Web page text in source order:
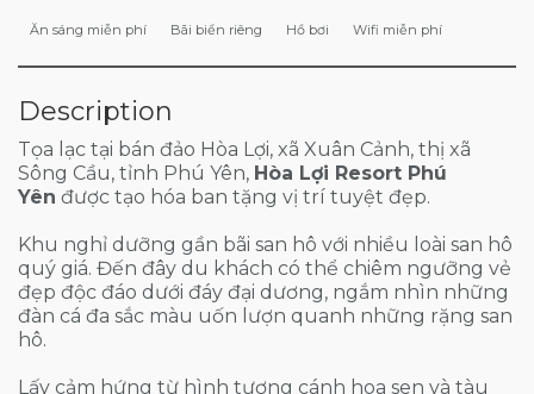
Ăn sáng miễn phí Bãi biển riêng Hồ bơi Wifi miễn phí
Description
Tọa lạc tại bán đảo Hòa Lợi, xã Xuân Cảnh, thị xã
Sông Cầu, tỉnh Phú Yên, Hòa Lợi Resort Phú
Yên được tạo hóa ban tặng vị trí tuyệt đẹp.
Khu nghỉ dưỡng gần bãi san hô với nhiều loài san hô
quý giá. Đến đây du khách có thể chiêm ngưỡng vẻ
đẹp độc đáo dưới đáy đại dương, ngắm nhìn những
đàn cá đa sắc màu uốn lượn quanh những rặng san
hô.
Lấy cảm hứng từ hình tượng cánh hoa sen và tàu